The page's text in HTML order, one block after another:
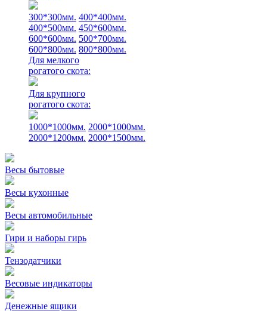
300*300мм. 400*400мм.
400*500мм. 450*600мм.
600*600мм. 500*700мм.
600*800мм. 800*800мм.
Для мелкого
рогатого скота:
Для крупного
рогатого скота:
1000*1000мм. 2000*1000мм.
2000*1200мм. 2000*1500мм.
Весы бытовые
Весы кухонные
Весы автомобильные
Гири и наборы гирь
Тензодатчики
Весовые индикаторы
Денежные ящики